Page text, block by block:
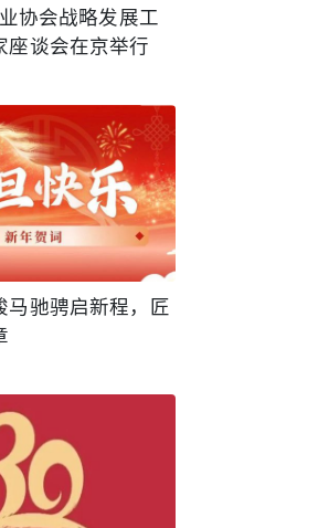
协会战略发展工
座谈会在京举行
马驰骋启新程，匠